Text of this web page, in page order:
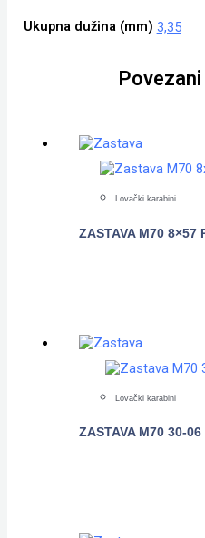
Ukupna dužina (mm) 3,35
Lovački karabini
ZASTAVA M70 8×57
Lovački karabini
ZASTAVA M70 30-06